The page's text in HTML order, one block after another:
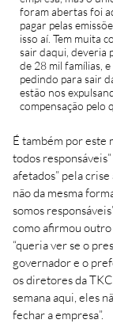
foram abertas foi
pagar pelas
isso aí. Tem muita
sair daqui, deveria
de 28 mil famílias,
pedindo para sair
estão nos
compensação pelo
É também por este
todos
afetados” pela
não da mesma
somos
como afirmou
“queria ver se o
governador e o
os diretores da
semana aqui, eles
fechar a empresa”.